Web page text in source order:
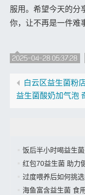
服用。希望今天的分
你，让不再是一件难
2025-04-28 05:37:28
白云区益生菌粉
饭后半小时喝益生
红包70益生菌 助力
过度喂养后如何挑
海鱼富含益生菌 食